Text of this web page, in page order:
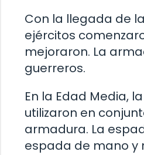
Con la llegada de
ejércitos
mejoraron. La
guerreros.
En la Edad Media,
utilizaron en
armadura. La
espada de mano y